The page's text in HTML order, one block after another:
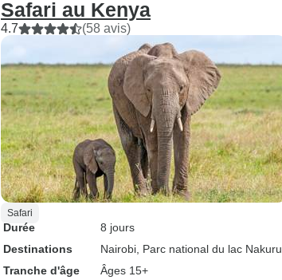
Safari au Kenya
4.7 (58 avis)
Safari
Durée
8 jours
Destinations
Nairobi , Parc national du lac Nakuru
Tranche d'âge
Âges 15+